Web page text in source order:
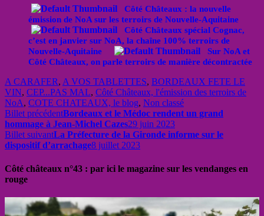
Côté Châteaux : la nouvelle
émission de NoA sur les terroirs de Nouvelle-Aquitaine
Côté Châteaux spécial Cognac,
c’est en janvier sur NoA, la chaîne 100% terroirs de
Nouvelle-Aquitaine
Sur NoA et
Côté Châteaux, on parle terroirs de manière décontractée
A CARAFER, A VOS TABLETTES, BORDEAUX FETE LE
VIN, CEP...PAS MAL, Côté Châteaux, l'émission des terroirs de
NoA, COTE CHATEAUX, le blog, Non classé
Billet précédentBordeaux et le Médoc rendent un grand
hommage à Jean-Michel Cazes29 juin 2023
Billet suivantLa Préfecture de la Gironde informe sur le
dispositif d’arrachage8 juillet 2023
Côté châteaux n°43 : par ici le magazine sur les vendanges en
rouge